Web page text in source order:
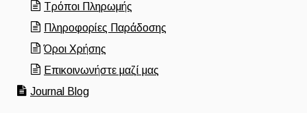
Τρόποι Πληρωμής
Πληροφορίες Παράδοσης
Όροι Χρήσης
Επικοινωνήστε μαζί μας
Journal Blog